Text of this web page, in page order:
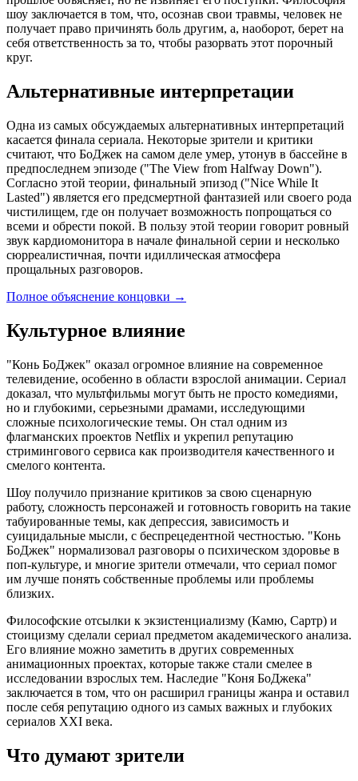
шоу заключается в том, что, осознав свои травмы, человек не
получает право причинять боль другим, а, наоборот, берет на
себя ответственность за то, чтобы разорвать этот порочный
круг.
Альтернативные интерпретации
Одна из самых обсуждаемых альтернативных интерпретаций
касается финала сериала. Некоторые зрители и критики
считают, что БоДжек на самом деле умер, утонув в бассейне в
предпоследнем эпизоде ("The View from Halfway Down").
Согласно этой теории, финальный эпизод ("Nice While It
Lasted") является его предсмертной фантазией или своего рода
чистилищем, где он получает возможность попрощаться со
всеми и обрести покой. В пользу этой теории говорит ровный
звук кардиомонитора в начале финальной серии и несколько
сюрреалистичная, почти идиллическая атмосфера
прощальных разговоров.
Полное объяснение концовки →
Культурное влияние
"Конь БоДжек" оказал огромное влияние на современное
телевидение, особенно в области взрослой анимации. Сериал
доказал, что мультфильмы могут быть не просто комедиями,
но и глубокими, серьезными драмами, исследующими
сложные психологические темы. Он стал одним из
флагманских проектов Netflix и укрепил репутацию
стримингового сервиса как производителя качественного и
смелого контента.
Шоу получило признание критиков за свою сценарную
работу, сложность персонажей и готовность говорить на такие
табуированные темы, как депрессия, зависимость и
суицидальные мысли, с беспрецедентной честностью. "Конь
БоДжек" нормализовал разговоры о психическом здоровье в
поп-культуре, и многие зрители отмечали, что сериал помог
им лучше понять собственные проблемы или проблемы
близких.
Философские отсылки к экзистенциализму (Камю, Сартр) и
стоицизму сделали сериал предметом академического анализа.
Его влияние можно заметить в других современных
анимационных проектах, которые также стали смелее в
исследовании взрослых тем. Наследие "Коня БоДжека"
заключается в том, что он расширил границы жанра и оставил
после себя репутацию одного из самых важных и глубоких
сериалов XXI века.
Что думают зрители